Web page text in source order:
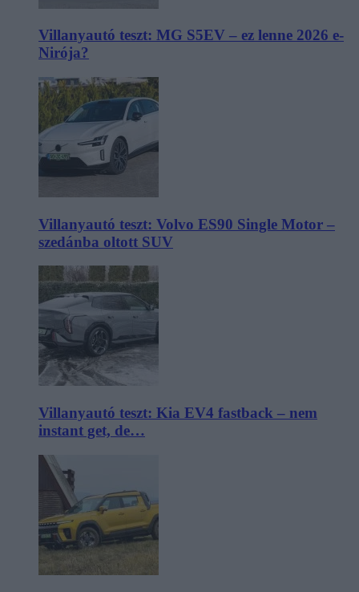
Villanyautó teszt: MG S5EV – ez lenne 2026 e-
Nirója?
Villanyautó teszt: Volvo ES90 Single Motor –
szedánba oltott SUV
Villanyautó teszt: Kia EV4 fastback – nem
instant get, de…